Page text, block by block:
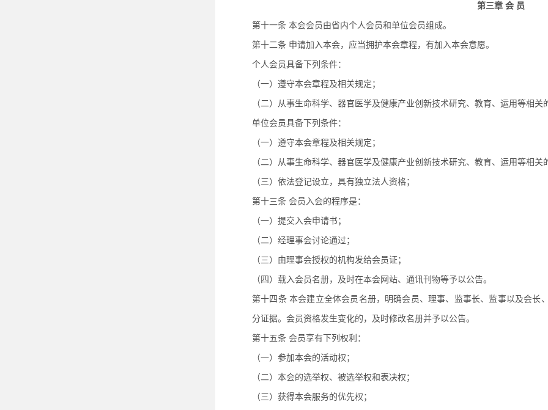
第三章 会 员
第十一条 本会会员由省内个人会员和单位会员组成。
第十二条 申请加入本会，应当拥护本会章程，有加入本会意愿。
个人会员具备下列条件：
（一）遵守本会章程及相关规定；
（二）从事生命科学、器官医学及健康产业创新技术研究、教育、运用等相关
单位会员具备下列条件：
（一）遵守本会章程及相关规定；
（二）从事生命科学、器官医学及健康产业创新技术研究、教育、运用等相关
（三）依法登记设立，具有独立法人资格；
第十三条 会员入会的程序是：
（一）提交入会申请书；
（二）经理事会讨论通过；
（三）由理事会授权的机构发给会员证；
（四）载入会员名册，及时在本会网站、通讯刊物等予以公告。
第十四条 本会建立全体会员名册，明确会员、理事、监事长、监事以及会长
分证据。会员资格发生变化的，及时修改名册并予以公告。
第十五条 会员享有下列权利：
（一）参加本会的活动权；
（二）本会的选举权、被选举权和表决权；
（三）获得本会服务的优先权；